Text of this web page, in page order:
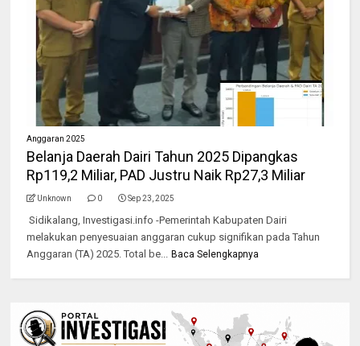
Anggaran 2025
Belanja Daerah Dairi Tahun 2025 Dipangkas
Rp119,2 Miliar, PAD Justru Naik Rp27,3 Miliar
Unknown 0 Sep 23, 2025
Sidikalang, Investigasi.info -Pemerintah Kabupaten Dairi
melakukan penyesuaian anggaran cukup signifikan pada Tahun
Anggaran (TA) 2025. Total be...
Baca Selengkapnya